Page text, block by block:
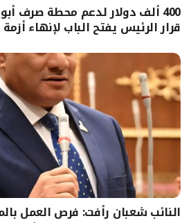
400 ألف دولار لدعم محطة صرف
قرار الرئيس يفتح الباب لإنهاء
النائب شعبان رأفت: فرص العمل